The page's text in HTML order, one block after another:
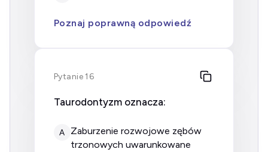
Poznaj poprawną odpowiedź
Pytanie 16
Taurodontyzm oznacza:
A
zaburzenie rozwojowe zębów
trzonowych uwarunkowane